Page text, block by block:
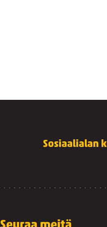
Sosiaalialan